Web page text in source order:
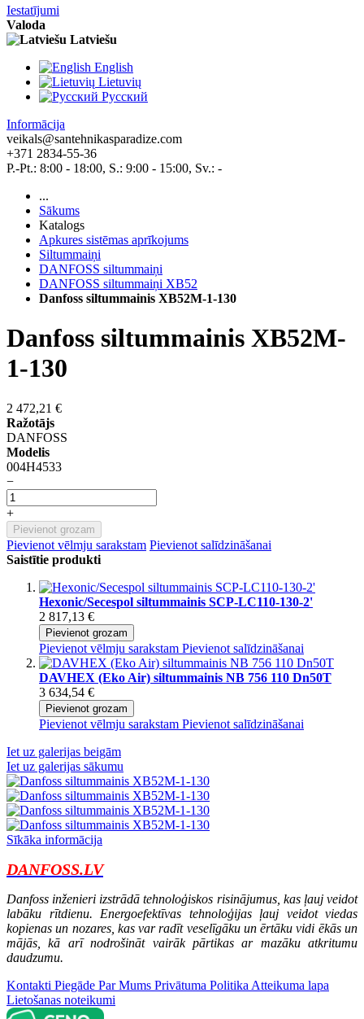
Iestatījumi
Valoda
Latviešu
English
Lietuvių
Pусский
Informācija
veikals@santehnikasparadize.com
+371 2834-55-36
P.-Pt.: 8:00 - 18:00, S.: 9:00 - 15:00, Sv.: -
...
Sākums
Katalogs
Apkures sistēmas aprīkojums
Siltummaiņi
DANFOSS siltummaiņi
DANFOSS siltummaiņi XB52
Danfoss siltummainis XB52M-1-130
Danfoss siltummainis XB52M-
1-130
2 472,21 €
Ražotājs
DANFOSS
Modelis
004H4533
−
+
Pievienot grozam
Pievienot vēlmju sarakstam Pievienot salīdzināšanai
Saistītie produkti
Hexonic/Secespol siltummainis SCP-LC110-130-2'
2 817,13 €
Pievienot grozam
Pievienot vēlmju sarakstam Pievienot salīdzināšanai
DAVHEX (Eko Air) siltummainis NB 756 110 Dn50T
3 634,54 €
Pievienot grozam
Pievienot vēlmju sarakstam Pievienot salīdzināšanai
Iet uz galerijas beigām
Iet uz galerijas sākumu
Sīkāka informācija
DANFOSS.LV
Danfoss inženieri izstrādā tehnoloģiskos risinājumus, kas ļauj veidot
labāku rītdienu. Energoefektīvas tehnoloģijas ļauj veidot viedas
kopienas un nozares, kas var radīt veselīgāku un ērtāku vidi ēkās un
mājās, kā arī nodrošināt vairāk pārtikas ar mazāku atkritumu
daudzumu.
Kontakti Piegāde Par Mums Privātuma Politika Atteikuma lapa
Lietošanas noteikumi